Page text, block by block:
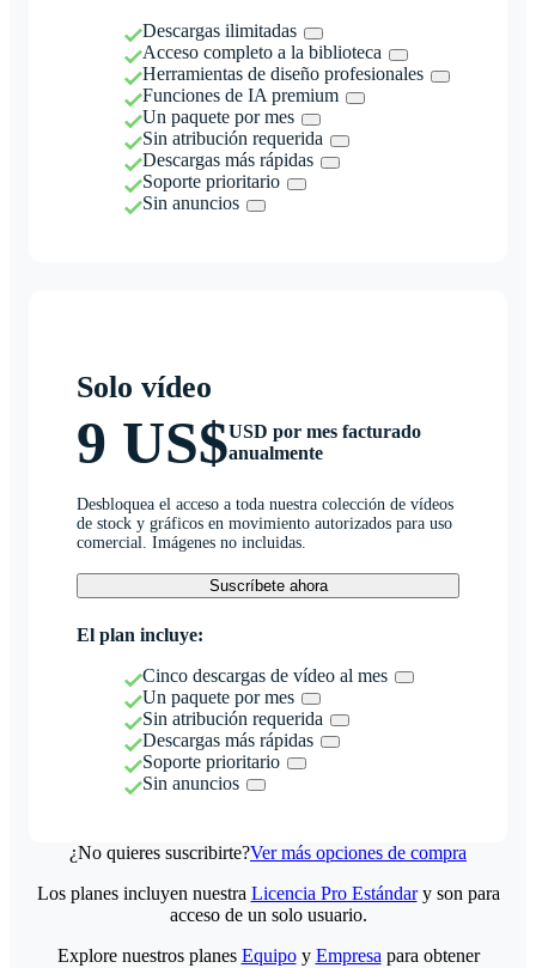
Descargas ilimitadas
Acceso completo a la biblioteca
Herramientas de diseño profesionales
Funciones de IA premium
Un paquete por mes
Sin atribución requerida
Descargas más rápidas
Soporte prioritario
Sin anuncios
Solo vídeo
9 US$USD por mes facturado
anualmente
Desbloquea el acceso a toda nuestra colección de vídeos
de stock y gráficos en movimiento autorizados para uso
comercial. Imágenes no incluidas.
Suscríbete ahora
El plan incluye:
Cinco descargas de vídeo al mes
Un paquete por mes
Sin atribución requerida
Descargas más rápidas
Soporte prioritario
Sin anuncios
¿No quieres suscribirte?Ver más opciones de compra
Los planes incluyen nuestra Licencia Pro Estándary son para
acceso de un solo usuario.
Explore nuestros planes Equipoy Empresa para obtener